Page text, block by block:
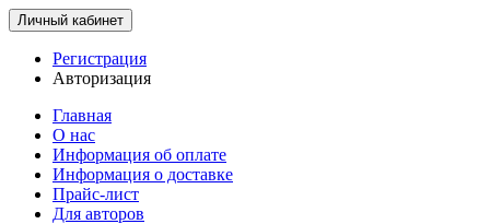
Личный кабинет
Регистрация
Авторизация
Главная
О нас
Информация об оплате
Информация о доставке
Прайс-лист
Для авторов